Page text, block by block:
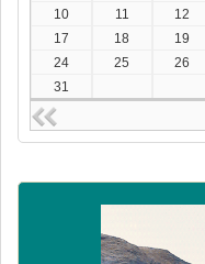
10
11 12
17
18 19
24
25 26
31